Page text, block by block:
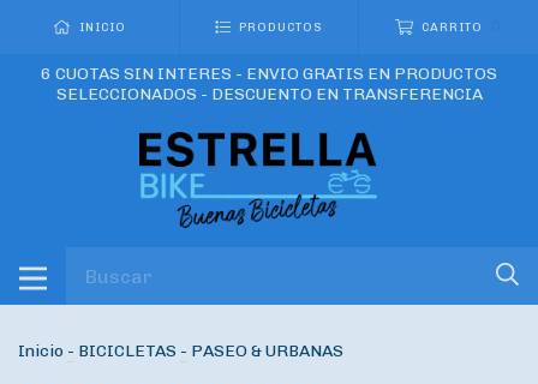
INICIO PRODUCTOS CARRITO
6 CUOTAS SIN INTERES - ENVIO GRATIS EN PRODUCTOS
SELECCIONADOS - DESCUENTO EN TRANSFERENCIA
Inicio - BICICLETAS - PASEO & URBANAS